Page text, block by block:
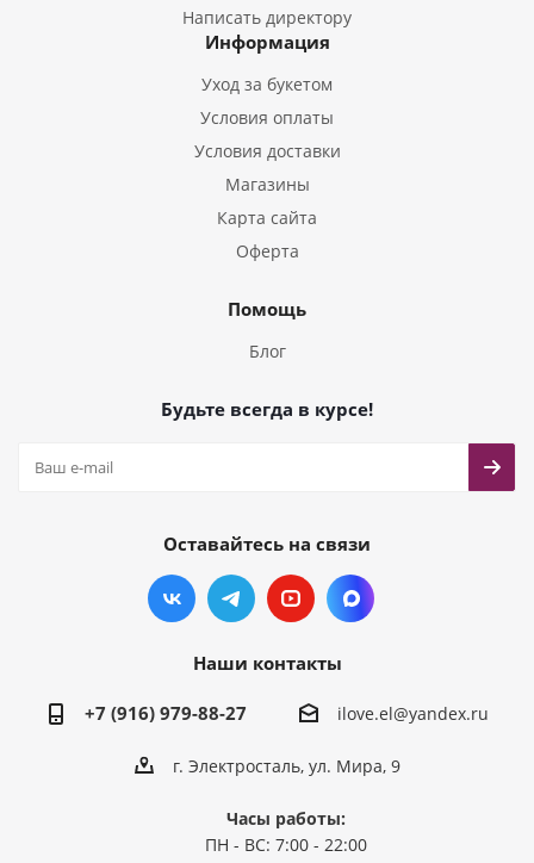
Букеты из Гладиолусов
Букеты из Тюльпанов
Написать директору
Информация
Уход за букетом
Условия оплаты
Условия доставки
Магазины
Карта сайта
Оферта
Помощь
Блог
Будьте всегда в курсе!
Оставайтесь на связи
Наши контакты
+7 (916) 979-88-27 ilove.el@yandex.ru
г. Электросталь, ул. Мира, 9
Часы работы:
ПН - ВС: 7:00 - 22:00